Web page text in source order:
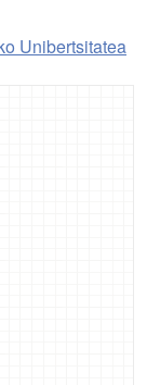
Unibertsitatea